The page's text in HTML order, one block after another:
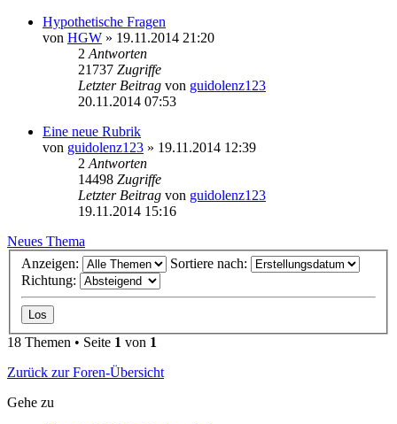
Hypothetische Fragen
von HGW » 19.11.2014 21:20
2 Antworten
21737 Zugriffe
Letzter Beitrag von guidolenz123
20.11.2014 07:53
Eine neue Rubrik
von guidolenz123 » 19.11.2014 12:39
2 Antworten
14498 Zugriffe
Letzter Beitrag von guidolenz123
19.11.2014 15:16
Neues Thema
Anzeigen:
Sortiere nach:
Richtung:
18 Themen • Seite 1 von 1
Zurück zur Foren-Übersicht
Gehe zu